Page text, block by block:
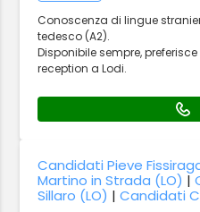
Conoscenza di lingue
tedesco (A2).
Disponibile sempre,
reception a Lodi.
Candidati Pieve
Martino in Strada (LO) |
Sillaro (LO) |Candidati